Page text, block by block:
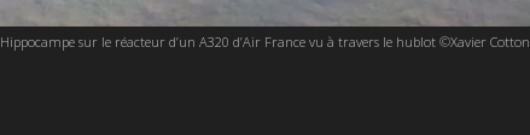
Hippocampe sur le réacteur d’un A320 d’Air France vu à travers le hublot ©Xavier Cotton